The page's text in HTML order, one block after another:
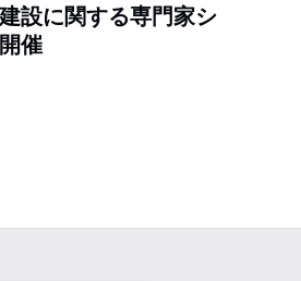
設に関する専門家シ
催